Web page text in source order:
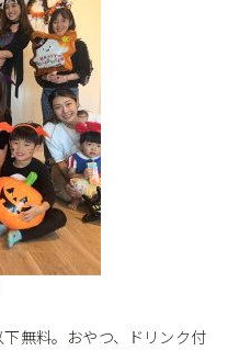
無料。おやつ、ドリンク付